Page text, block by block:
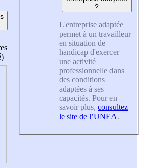
?
L'entreprise adaptée
permet à un travailleur
en situation de
handicap d'exercer
une activité
professionnelle dans
des conditions
adaptées à ses
capacités. Pour en
savoir plus, consultez
le site de l’UNEA.